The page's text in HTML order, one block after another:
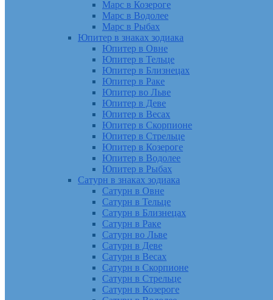
Марс в Козероге
Марс в Водолее
Марс в Рыбах
Юпитер в знаках зодиака
Юпитер в Овне
Юпитер в Тельце
Юпитер в Близнецах
Юпитер в Раке
Юпитер во Льве
Юпитер в Деве
Юпитер в Весах
Юпитер в Скорпионе
Юпитер в Стрельце
Юпитер в Козероге
Юпитер в Водолее
Юпитер в Рыбах
Сатурн в знаках зодиака
Сатурн в Овне
Сатурн в Тельце
Сатурн в Близнецах
Сатурн в Раке
Сатурн во Льве
Сатурн в Деве
Сатурн в Весах
Сатурн в Скорпионе
Сатурн в Стрельце
Сатурн в Козероге